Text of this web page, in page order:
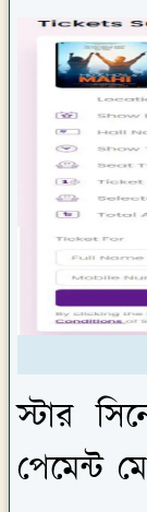
স্টার
পেমেন্ট